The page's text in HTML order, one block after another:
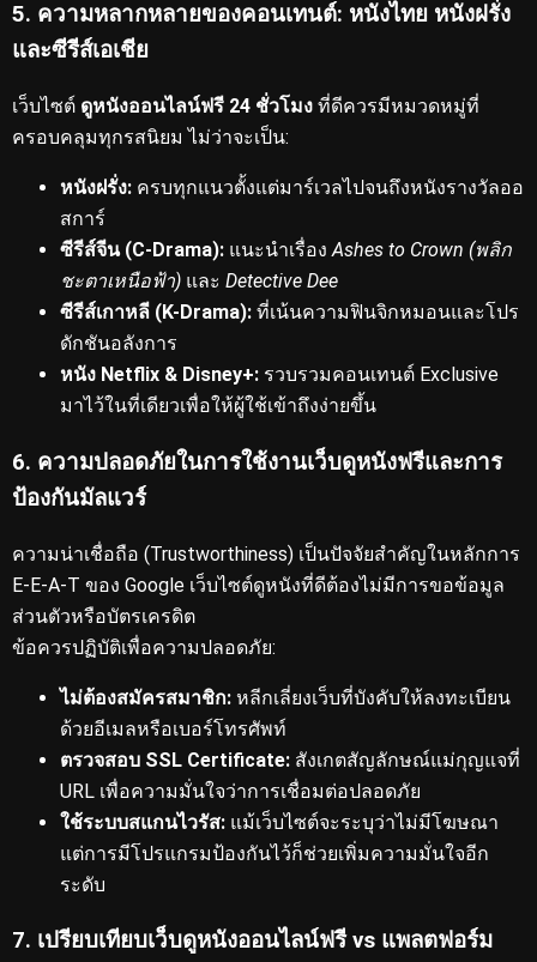
5. ความหลากหลายของคอนเทนต์: หนังไทย หนังฝรั่ง
และซีรีส์เอเชีย
เว็บไซต์ ดูหนังออนไลน์ฟรี 24 ชั่วโมง ที่ดีควรมีหมวดหมู่ที่
ครอบคลุมทุกรสนิยม ไม่ว่าจะเป็น:
หนังฝรั่ง: ครบทุกแนวตั้งแต่มาร์เวลไปจนถึงหนังรางวัลออ
สการ์
ซีรีส์จีน (C-Drama): แนะนำเรื่องAshes to Crown (พลิก
ชะตาเหนือฟ้า) และ Detective Dee
ซีรีส์เกาหลี (K-Drama): ที่เน้นความฟินจิกหมอนและโปร
ดักชันอลังการ
หนัง Netflix & Disney+: รวบรวมคอนเทนต์ Exclusive
มาไว้ในที่เดียวเพื่อให้ผู้ใช้เข้าถึงง่ายขึ้น
6. ความปลอดภัยในการใช้งานเว็บดูหนังฟรีและการ
ป้องกันมัลแวร์
ความน่าเชื่อถือ (Trustworthiness) เป็นปัจจัยสำคัญในหลักการ
E-E-A-T ของ Google เว็บไซต์ดูหนังที่ดีต้องไม่มีการขอข้อมูล
ส่วนตัวหรือบัตรเครดิต
ข้อควรปฏิบัติเพื่อความปลอดภัย:
ไม่ต้องสมัครสมาชิก: หลีกเลี่ยงเว็บที่บังคับให้ลงทะเบียน
ด้วยอีเมลหรือเบอร์โทรศัพท์
ตรวจสอบ SSL Certificate: สังเกตสัญลักษณ์แม่กุญแจที่
URL เพื่อความมั่นใจว่าการเชื่อมต่อปลอดภัย
ใช้ระบบสแกนไวรัส: แม้เว็บไซต์จะระบุว่าไม่มีโฆษณา
แต่การมีโปรแกรมป้องกันไว้ก็ช่วยเพิ่มความมั่นใจอีก
ระดับ
7. เปรียบเทียบเว็บดูหนังออนไลน์ฟรี vs แพลตฟอร์ม